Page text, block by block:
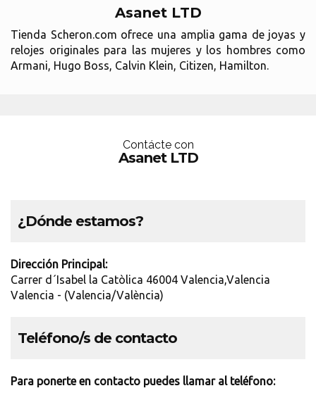
Asanet LTD
Tienda Scheron.com ofrece una amplia gama de joyas y
relojes originales para las mujeres y los hombres como
Armani, Hugo Boss, Calvin Klein, Citizen, Hamilton.
Contácte con
Asanet LTD
¿Dónde estamos?
Dirección Principal:
Carrer d´Isabel la Catòlica 46004 Valencia,Valencia
Valencia - (Valencia/València)
Teléfono/s de contacto
Para ponerte en contacto puedes llamar al teléfono: